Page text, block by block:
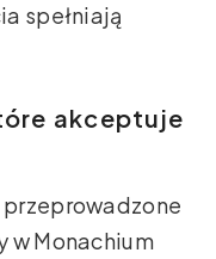
spełniają
akceptuje
w Monachium